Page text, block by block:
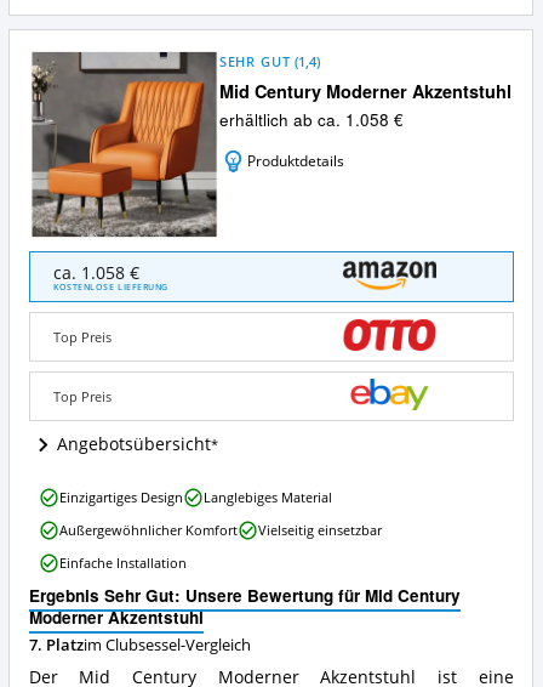
Mid Century Moderner Akzentstuhl
SEHR GUT (1,4)
erhältlich ab ca. 1.058 €
Produktdetails
Century
Moderner
Akzentstuhl
Angebote:
Wo
dieser
Clubsessel
erhältlich?
ca. 1.058 €
KOSTENLOSE LIEFERUNG
Top Preis
Top Preis
Angebotsübersicht
Ergebnis Sehr Gut: Unsere Bewertung für Mid Century
Moderner Akzentstuhl
7. Platzim Clubsessel-Vergleich
Der Mid Century Moderner Akzentstuhl ist eine
Mid
Century
Moderner
Akzentstuhl
Vorteile:
Was
spricht
für
diesen
Einzigartiges Design
Langlebiges Material
Außergewöhnlicher Komfort
Vielseitig einsetzbar
Einfache Installation